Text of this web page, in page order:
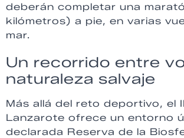
deberán completar una
kilómetros) a pie, en varias
mar.
Un recorrido entre
naturaleza salvaje
Más allá del reto deportivo, el
Lanzarote ofrece un entorno
declarada Reserva de la